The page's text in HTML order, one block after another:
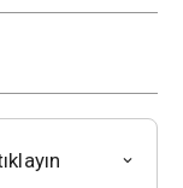
keyboard_arrow_down